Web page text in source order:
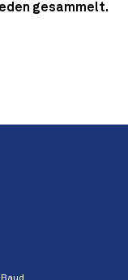
gesammelt.